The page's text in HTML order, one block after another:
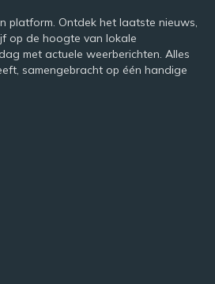
platform. Ontdek het laatste nieuws,
op de hoogte van lokale
met actuele weerberichten. Alles
samengebracht op één handige